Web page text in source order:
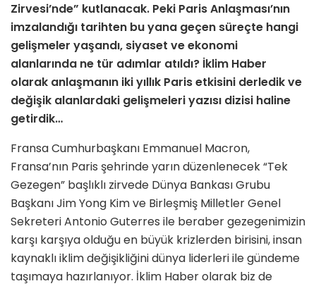
Zirvesi’nde” kutlanacak. Peki Paris Anlaşması’nın
imzalandığı tarihten bu yana geçen süreçte hangi
gelişmeler yaşandı, siyaset ve ekonomi
alanlarında ne tür adımlar atıldı? İklim Haber
olarak anlaşmanın iki yıllık Paris etkisini derledik ve
değişik alanlardaki gelişmeleri yazısı dizisi haline
getirdik…
Fransa Cumhurbaşkanı Emmanuel Macron,
Fransa’nın Paris şehrinde yarın düzenlenecek “Tek
Gezegen” başlıklı zirvede Dünya Bankası Grubu
Başkanı Jim Yong Kim ve Birleşmiş Milletler Genel
Sekreteri Antonio Guterres ile beraber gezegenimizin
karşı karşıya olduğu en büyük krizlerden birisini, insan
kaynaklı iklim değişikliğini dünya liderleri ile gündeme
taşımaya hazırlanıyor. İklim Haber olarak biz de